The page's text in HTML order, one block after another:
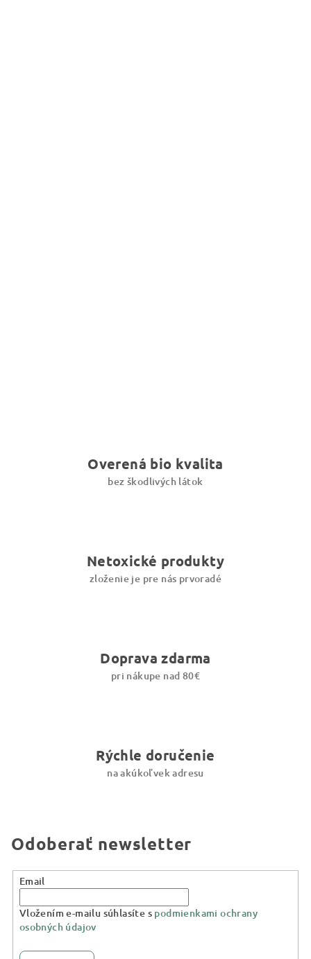
Overená bio kvalita
bez škodlivých látok
Netoxické produkty
zloženie je pre nás prvoradé
Doprava zdarma
pri nákupe nad 80€
Rýchle doručenie
na akúkoľvek adresu
Odoberať newsletter
Email
Vložením e-mailu súhlasíte s podmienkami ochrany
osobných údajov